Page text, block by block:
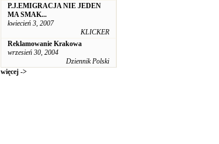
P.J.EMIGRACJA NIE JEDEN
MA SMAK...
kwiecień 3, 2007
KLICKER
Reklamowanie Krakowa
wrzesień 30, 2004
Dziennik Polski
więcej ->